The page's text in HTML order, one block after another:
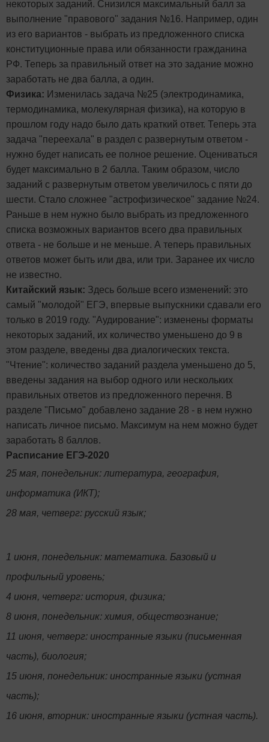
некоторых заданий. Снизился максимальный балл за
выполнение "правового" задания №16. Например, один
из его вариантов - выбрать из предложенного списка
конституционные права или обязанности гражданина
РФ. Теперь за правильный ответ на это задание можно
заработать не два балла, а один.
Физика: Изменилась задача №25 (электродинамика,
термодинамика, молекулярная физика), на которую в
прошлом году надо было дать краткий ответ. Теперь эта
задача "переехала" в раздел с развернутым ответом -
нужно будет написать ее полное решение. Оцениваться
будет максимально в 2 балла. Таким образом, число
заданий с развернутым ответом увеличилось с пяти до
шести. Стало сложнее "астрофизическое" задание №24.
Раньше в нем нужно было выбрать из предложенного
списка возможных вариантов всего два правильных
ответа - не больше и не меньше. А теперь правильных
ответов может быть или два, или три. Заранее их число
не известно.
Китайский язык: Здесь больше всего изменений: это
самый "молодой" ЕГЭ, впервые выпускники сдавали его
только в 2019 году. "Аудирование": изменены форматы
некоторых заданий, их количество уменьшено до 9 в
этом разделе, введены два диалогических текста.
"Чтение": количество заданий раздела уменьшено до 5,
введены задания на выбор одного или нескольких
правильных ответов из предложенного перечня. В
разделе "Письмо" добавлено задание 28 - в нем нужно
написать личное письмо. Максимум на нем можно будет
заработать 8 баллов.
Расписание ЕГЭ-2020
25 мая, понедельник: литература, география,
информатика (ИКТ);
28 мая, четверг: русский язык;
1 июня, понедельник: математика. Базовый и
профильный уровень;
4 июня, четверг: история, физика;
8 июня, понедельник: химия, обществознание;
11 июня, четверг: иностранные языки (письменная
часть), биология;
15 июня, понедельник: иностранные языки (устная
часть);
16 июня, вторник: иностранные языки (устная часть).